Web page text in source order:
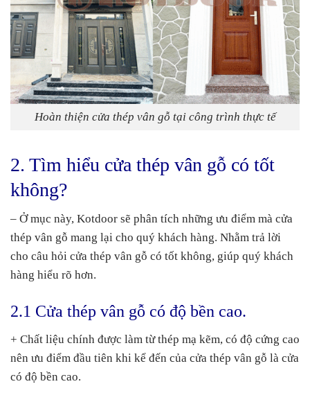
Hoàn thiện cửa thép vân gỗ tại công trình thực tế
2. Tìm hiểu cửa thép vân gỗ có tốt
không?
– Ở mục này, Kotdoor sẽ phân tích những ưu điểm mà cửa
thép vân gỗ mang lại cho quý khách hàng. Nhằm trả lời
cho câu hỏi cửa thép vân gỗ có tốt không, giúp quý khách
hàng hiểu rõ hơn.
2.1 Cửa thép vân gỗ có độ bền cao.
+ Chất liệu chính được làm từ thép mạ kẽm, có độ cứng cao
nên ưu điểm đầu tiên khi kể đến của cửa thép vân gỗ là cửa
có độ bền cao.